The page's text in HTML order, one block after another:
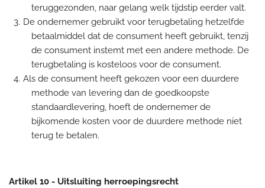
teruggezonden, naar gelang welk tijdstip eerder valt.
De ondernemer gebruikt voor terugbetaling hetzelfde
betaalmiddel dat de consument heeft gebruikt, tenzij
de consument instemt met een andere methode. De
terugbetaling is kosteloos voor de consument.
Als de consument heeft gekozen voor een duurdere
methode van levering dan de goedkoopste
standaardlevering, hoeft de ondernemer de
bijkomende kosten voor de duurdere methode niet
terug te betalen.
Artikel 10 - Uitsluiting herroepingsrecht